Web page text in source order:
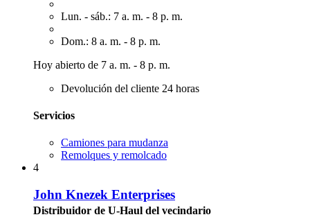
Lun. - sáb.: 7 a. m. - 8 p. m.
Dom.: 8 a. m. - 8 p. m.
Hoy abierto de 7 a. m. - 8 p. m.
Devolución del cliente 24 horas
Servicios
Camiones para mudanza
Remolques y remolcado
4
John Knezek Enterprises
Distribuidor de U-Haul del vecindario